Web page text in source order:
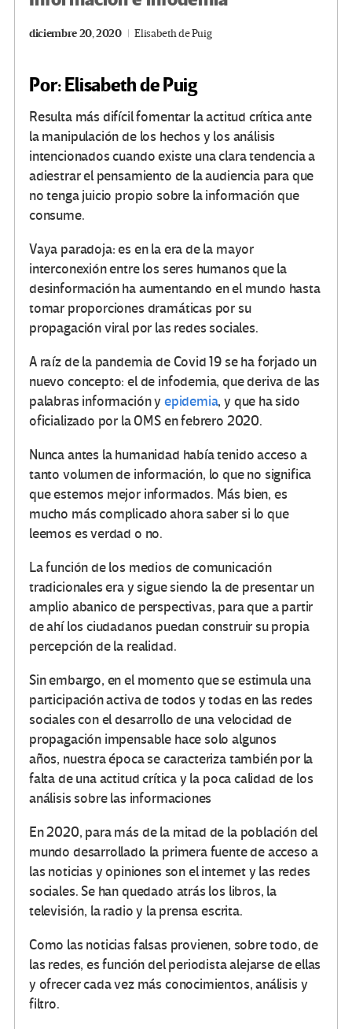
diciembre 20, 2020 Elisabeth de Puig
Por: Elisabeth de Puig
Resulta más difícil fomentar la actitud crítica ante
la manipulación de los hechos y los análisis
intencionados cuando existe una clara tendencia a
adiestrar el pensamiento de la audiencia para que
no tenga juicio propio sobre la información que
consume.
Vaya paradoja: es en la era de la mayor
interconexión entre los seres humanos que la
desinformación ha aumentando en el mundo hasta
tomar proporciones dramáticas por su
propagación viral por las redes sociales.
A raíz de la pandemia de Covid 19 se ha forjado un
nuevo concepto: el de infodemia, que deriva de las
palabras informacióny epidemia, y que ha sido
oficializado por la OMS en febrero 2020.
Nunca antes la humanidad había tenido acceso a
tanto volumen de información, lo queno significa
que estemos mejor informados. Más bien, es
mucho más complicado ahora saber si lo que
leemos es verdad o no.
La función de los medios de comunicación
tradicionales era y sigue siendo la de presentar un
amplio abanico de perspectivas, para que a partir
de ahí los ciudadanos puedan construir su propia
percepción de la realidad.
Sin embargo, en el momento que se estimula una
participación activa de todos y todas en las redes
sociales con el desarrollo de una velocidad de
propagación impensable hace solo algunos
años, nuestra época se caracteriza también por la
falta deuna actitud crítica y la poca calidad de los
análisis sobre las informaciones
En 2020, para más de la mitad de la población del
mundo desarrollado la primera fuente de acceso a
las noticias y opiniones son el internet y las redes
sociales. Se han quedado atrás los libros, la
televisión, la radio y la prensa escrita.
Como las noticias falsas provienen, sobre todo, de
las redes, es función del periodista alejarse de ellas
y ofrecer cada vez más conocimientos, análisis y
filtro.